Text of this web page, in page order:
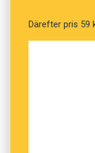
Därefter pris 59